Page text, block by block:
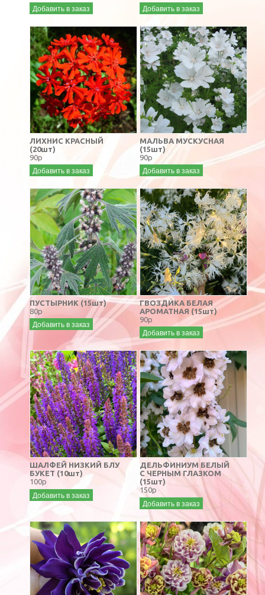
Добавить в заказ Добавить в заказ
ЛИХНИС КРАСНЫЙ
(20шт)
90р
Добавить в заказ
МАЛЬВА МУСКУСНАЯ
(15шт)
90р
Добавить в заказ
ПУСТЫРНИК (15шт)
80р
Добавить в заказ
ГВОЗДИКА БЕЛАЯ
АРОМАТНАЯ (15шт)
90р
Добавить в заказ
ШАЛФЕЙ НИЗКИЙ БЛУ
БУКЕТ (10шт)
100р
Добавить в заказ
ДЕЛЬФИНИУМ БЕЛЫЙ
С ЧЕРНЫМ ГЛАЗКОМ
(15шт)
150р
Добавить в заказ